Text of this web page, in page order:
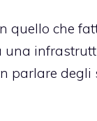
quello che
una
parlare